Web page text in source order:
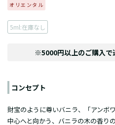
オリエンタル
5ml:在庫なし
※5000円以上のご購入で
コンセプト
財宝のように尊いバニラ、「アンボ
中心へと向かう、バニラの木の香り